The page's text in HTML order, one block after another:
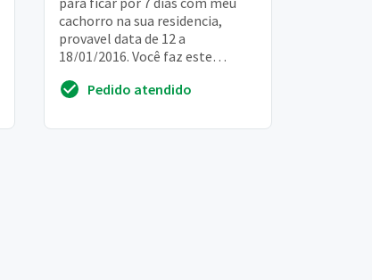
cachorro na sua residencia,
provavel data de 12 a
18/01/2016. Você faz este
Pedido atendido